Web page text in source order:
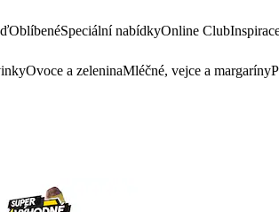
OblíbenéSpeciální nabídkyOnline Club
Ovoce a zeleninaMléčné, vejce a margaríny